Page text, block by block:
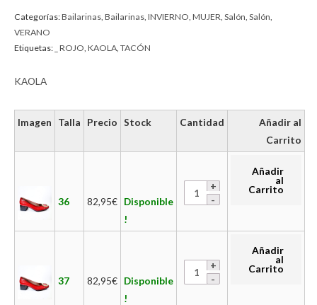
Categorías:Bailarinas Bailarinas INVIERNO MUJER Salón Salón
VERANO
Etiquetas: _ ROJO KAOLA TACÓN
KAOLA
Imagen Talla Precio Stock Cantidad
Añadir al
Carrito
36 82,95€ Disponible
!
Añadir
al
Carrito
37 82,95€ Disponible
!
Añadir
al
Carrito